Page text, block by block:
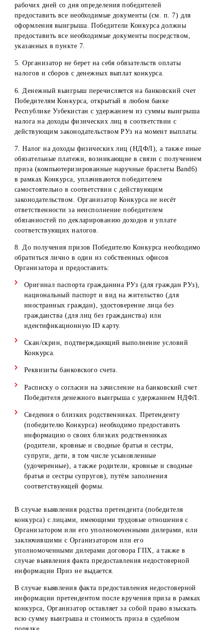
2. Не могут претендовать на получение призов
Физические лица, не достигшие к моменту участия в
розыгрыше 18 лет;
территории Республики Узбекистан;
трудовые отношения на период акции, а также их
близкие родственники;
Физические лица, заключившие с Организатором
договора ГПХ, а также их близкие родственники;
Коммерческие представители Организатора и их
работники (дилеры, поверенные дилеров, операторы
др.) и их близкие родственники.
В случае, если победитель претендует на приз Конкурса,
но входит в категорию вышеуказанных лиц, приз
в собственности Организатора. Повторное определение
3. Организатор обязуется в течение 30 (тридцати)
дней со дня документального оформления денежного
выигрыша выплатить Победителям Конкурса денежные
средства в размере выигрыша.
4. Победители Конкурса обязаны в течение 30
рабочих дней со дня определения победителей
оформления выигрыша. Победители Конкурса должны
предоставить все необходимые документы посредством,
указанных в пункте 7.
5. Организатор не берет на себя обязательств оплаты
налогов и сборов с денежных выплат конкурса.
6. Денежный выигрыш перечисляется на банковский
Победителям Конкурса, открытый в любом банке
Республике Узбекистан с удержанием из суммы
налога на доходы физических лиц в соответствии с
действующим законодательством РУз на момент
7. Налог на доходы физических лиц (НДФЛ), а также
приза (компьютеризированные наручные браслеты
в рамках Конкурса, уплачиваются победителем
самостоятельно в соответствии с действующим
законодательством. Организатор Конкурса не несёт
ответственности за неисполнение победителем
обязанностей по декларированию доходов и уплате
соответствующих налогов.
8. До получения призов Победителю Конкурса
обратиться лично в один из собственных офисов
Организатора и предоставить: